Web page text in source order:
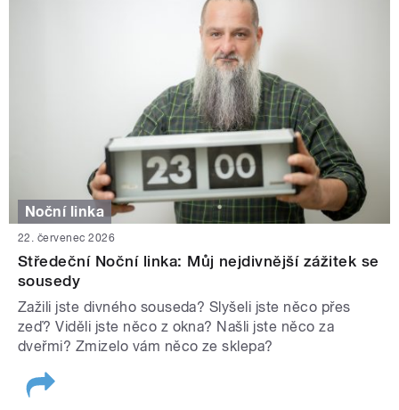
Noční linka
22. červenec 2026
Středeční Noční linka: Můj nejdivnější zážitek se
sousedy
Zažili jste divného souseda? Slyšeli jste něco přes
zeď? Viděli jste něco z okna? Našli jste něco za
dveřmi? Zmizelo vám něco ze sklepa?